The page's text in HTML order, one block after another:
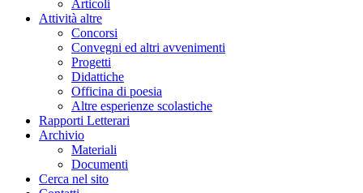
Articoli
Attività altre
Concorsi
Convegni ed altri avvenimenti
Progetti
Didattiche
Officina di poesia
Altre esperienze scolastiche
Rapporti Letterari
Archivio
Materiali
Documenti
Cerca nel sito